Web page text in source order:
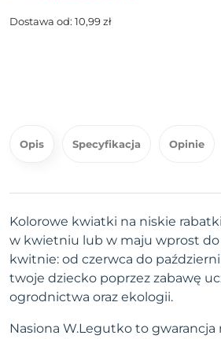
Dostawa od: 10,99 zł
Opis Specyfikacja Opinie
Kolorowe kwiatki na niskie
w kwietniu lub w maju wprost
kwitnie: od czerwca do
twoje dziecko poprzez zabawę
ogrodnictwa oraz ekologii.
Nasiona W.Legutko to gwarancja